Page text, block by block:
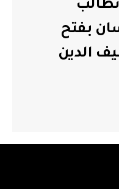
تطالب
بفتح
الدين